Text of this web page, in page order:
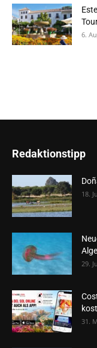
6.
Redaktionstipp
18.
29.
31.